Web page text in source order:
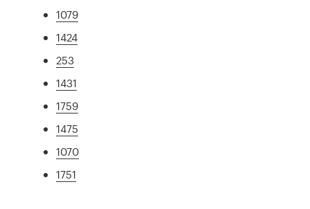
1079
1424
253
1431
1759
1475
1070
1751